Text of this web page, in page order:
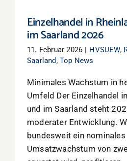
Einzelhandel in
im Saarland 2026
11. Februar 2026 | HVSUEW,
Saarland,Top News
Minimales Wachstum in
Umfeld Der Einzelhandel
und im Saarland steht
moderater Entwicklung.
bundesweit ein nominales
Umsatzwachstum von